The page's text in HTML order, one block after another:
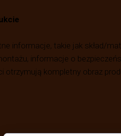
informacje, takie jak skład/
informacje o
otrzymują kompletny obraz